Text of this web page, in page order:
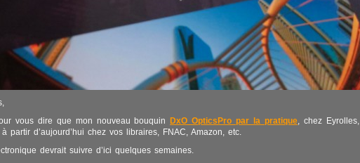
vous dire que mon nouveau bouquin
DxO OpticsPro par la pratique, chez Eyrolles,
partir d’aujourd’hui chez vos libraires, FNAC, Amazon, etc.
devrait suivre d’ici quelques semaines.